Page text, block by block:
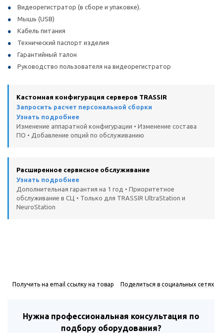
Видеорегистратор (в сборе и упаковке).
Мышь (USB)
Кабель питания
Технический паспорт изделия
Гарантийный талон
Руководство пользователя на видеорегистратор
Кастомная конфигурация серверов TRASSIR
Запросить расчет персональной сборки
Узнать подробнее
Изменение аппаратной конфигурации • Изменение состава
ПО • Добавление опций по обслуживанию
Расширенное сервисное обслуживание
Узнать подробнее
Дополнительная гарантия на 1 год • Приоритетное
обслуживание в СЦ • Только для TRASSIR UltraStation и
NeuroStation
Получить на email ссылку на товар Поделиться в социальных сетях
Нужна профессиональная консультация по
подбору оборудования?